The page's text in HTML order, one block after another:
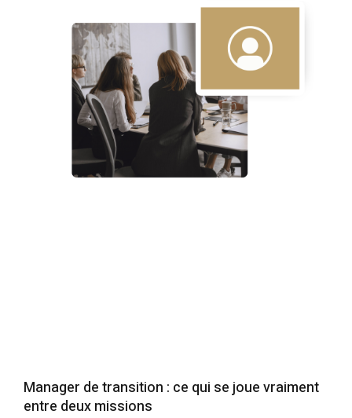
Manager de transition : ce qui se joue vraiment
entre deux missions